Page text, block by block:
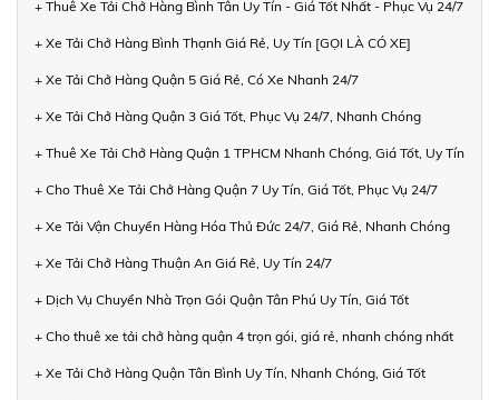
+ Thuê Xe Tải Chở Hàng Bình Tân Uy Tín - Giá Tốt Nhất - Phục Vụ 24/7
+ Xe Tải Chở Hàng Bình Thạnh Giá Rẻ, Uy Tín [GỌI LÀ CÓ XE]
+ Xe Tải Chở Hàng Quận 5 Giá Rẻ, Có Xe Nhanh 24/7
+ Xe Tải Chở Hàng Quận 3 Giá Tốt, Phục Vụ 24/7, Nhanh Chóng
+ Thuê Xe Tải Chở Hàng Quận 1 TPHCM Nhanh Chóng, Giá Tốt, Uy Tín
+ Cho Thuê Xe Tải Chở Hàng Quận 7 Uy Tín, Giá Tốt, Phục Vụ 24/7
+ Xe Tải Vận Chuyển Hàng Hóa Thủ Đức 24/7, Giá Rẻ, Nhanh Chóng
+ Xe Tải Chở Hàng Thuận An Giá Rẻ, Uy Tín 24/7
+ Dịch Vụ Chuyển Nhà Trọn Gói Quận Tân Phú Uy Tín, Giá Tốt
+ Cho thuê xe tải chở hàng quận 4 trọn gói, giá rẻ, nhanh chóng nhất
+ Xe Tải Chở Hàng Quận Tân Bình Uy Tín, Nhanh Chóng, Giá Tốt